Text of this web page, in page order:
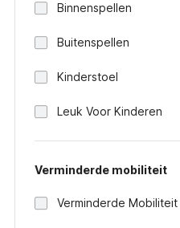
Binnenspellen
Buitenspellen
Kinderstoel
Leuk Voor Kinderen
Verminderde mobiliteit
Verminderde Mobiliteit